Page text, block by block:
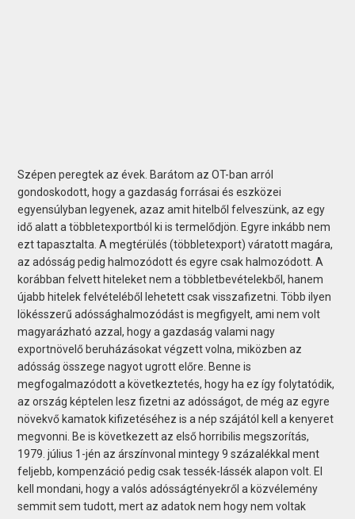
Szépen peregtek az évek. Barátom az OT-ban arról
gondoskodott, hogy a gazdaság forrásai és eszközei
egyensúlyban legyenek, azaz amit hitelből felveszünk, az egy
idő alatt a többletexportból ki is termelődjön. Egyre inkább nem
ezt tapasztalta. A megtérülés (többletexport) váratott magára,
az adósság pedig halmozódott és egyre csak halmozódott. A
korábban felvett hiteleket nem a többletbevételekből, hanem
újabb hitelek felvételéből lehetett csak visszafizetni. Több ilyen
lökésszerű adóssághalmozódást is megfigyelt, ami nem volt
magyarázható azzal, hogy a gazdaság valami nagy
exportnövelő beruházásokat végzett volna, miközben az
adósság összege nagyot ugrott előre. Benne is
megfogalmazódott a következtetés, hogy ha ez így folytatódik,
az ország képtelen lesz fizetni az adósságot, de még az egyre
növekvő kamatok kifizetéséhez is a nép szájától kell a kenyeret
megvonni. Be is következett az első horribilis megszorítás,
1979. július 1-jén az árszínvonal mintegy 9 százalékkal ment
feljebb, kompenzáció pedig csak tessék-lássék alapon volt. El
kell mondani, hogy a valós adósságtényekről a közvélemény
semmit sem tudott, mert az adatok nem hogy nem voltak